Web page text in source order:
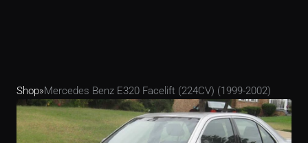
Shop»Mercedes Benz E320 Facelift (224CV) (1999-2002)